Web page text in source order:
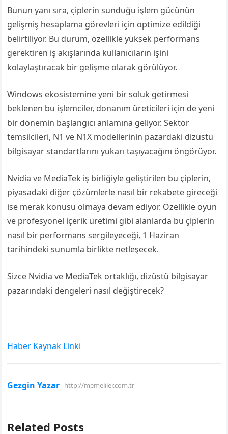
Bunun yanı sıra, çiplerin sunduğu işlem gücünün
gelişmiş hesaplama görevleri için optimize edildiği
belirtiliyor. Bu durum, özellikle yüksek performans
gerektiren iş akışlarında kullanıcıların işini
kolaylaştıracak bir gelişme olarak görülüyor.
Windows ekosistemine yeni bir soluk getirmesi
beklenen bu işlemciler, donanım üreticileri için de yeni
bir dönemin başlangıcı anlamına geliyor. Sektör
temsilcileri, N1 ve N1X modellerinin pazardaki dizüstü
bilgisayar standartlarını yukarı taşıyacağını öngörüyor.
Nvidia ve MediaTek iş birliğiyle geliştirilen bu çiplerin,
piyasadaki diğer çözümlerle nasıl bir rekabete gireceği
ise merak konusu olmaya devam ediyor. Özellikle oyun
ve profesyonel içerik üretimi gibi alanlarda bu çiplerin
nasıl bir performans sergileyeceği, 1 Haziran
tarihindeki sunumla birlikte netleşecek.
Sizce Nvidia ve MediaTek ortaklığı, dizüstü bilgisayar
pazarındaki dengeleri nasıl değiştirecek?
Haber Kaynak Linki
Gezgin Yazar http://memeliler.com.tr
Related Posts